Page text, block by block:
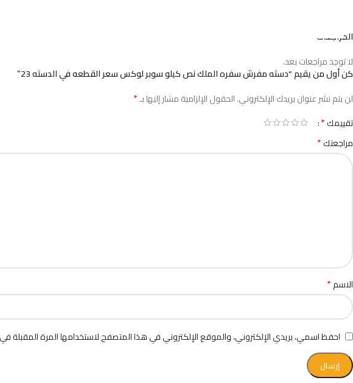
المراجعات
لا توجد مراجعات بعد.
كن أول من يقيم “دسته مفرش سفره الملك نص كيلو سوبر لوكس سعر القطعه في الدسته 23”
لن يتم نشر عنوان بريدك الإلكتروني.الحقول الإلزامية مشار إليها بـ*
تقييمك*
مراجعتك*
الاسم*
احفظ اسمي، بريدي الإلكتروني، والموقع الإلكتروني في هذا المتصفح لاستخدامها المرة المقبلة